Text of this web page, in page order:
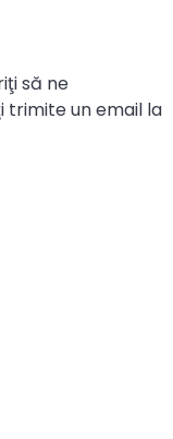
să ne
trimite un email la